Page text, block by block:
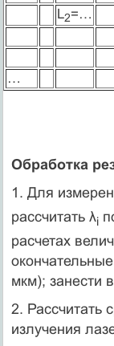
L2=…
…
Обработка
1. Для
рассчитать λi
расчетах
мкм); занести
2. Рассчитать
излучения